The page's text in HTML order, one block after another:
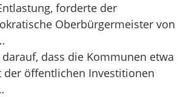
forderte der
Oberbürgermeister von
darauf, dass die Kommunen etwa
der öffentlichen Investitionen